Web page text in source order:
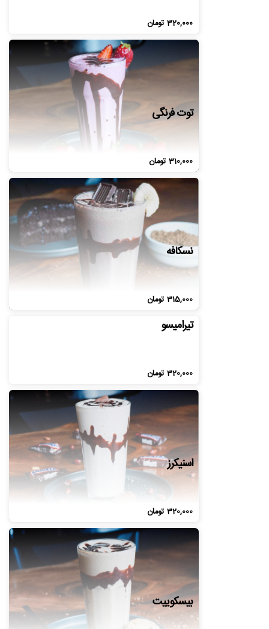
320,000تومان
توت فرنگی
310,000تومان
نسکافه
315,000تومان
تیرامیسو
320,000تومان
اسنیکرز
320,000تومان
بیسکوییت